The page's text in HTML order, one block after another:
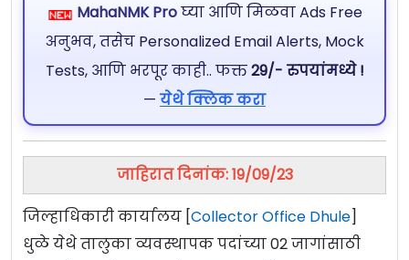
MahaNMK Proघ्या आणि मिळवा Ads Free
अनुभव, तसेच Personalized Email Alerts, Mock
Tests, आणि भरपूर काही.. फक्त29/- रुपयांमध्ये !
— येथे क्लिक करा
जाहिरात दिनांक: 19/09/23
जिल्हाधिकारी कार्यालय [Collector Office Dhule]
धुळे येथे तालुका व्यवस्थापक पदांच्या 02 जागांसाठी